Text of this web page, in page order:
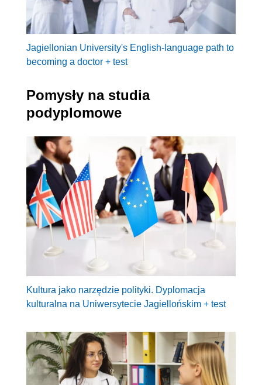
Jagiellonian University's English-language path to
becoming a doctor + test
Pomysły na studia
podyplomowe
Kultura jako narzędzie polityki. Dyplomacja
kulturalna na Uniwersytecie Jagiellońskim + test